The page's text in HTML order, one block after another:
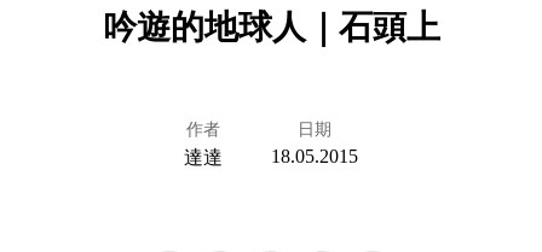
吟遊的地球人｜石頭上
作者
達達
日期
18.05.2015